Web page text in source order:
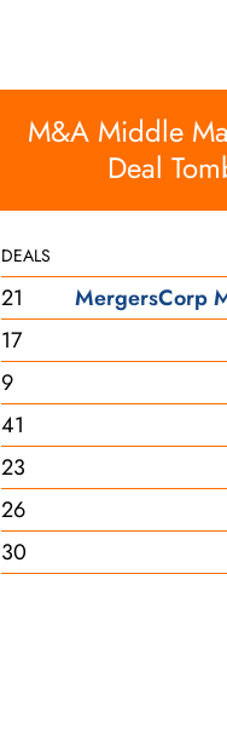
M&A Middle
Deal
DEALS
MergersCorp
21
17
9
41
23
26
30